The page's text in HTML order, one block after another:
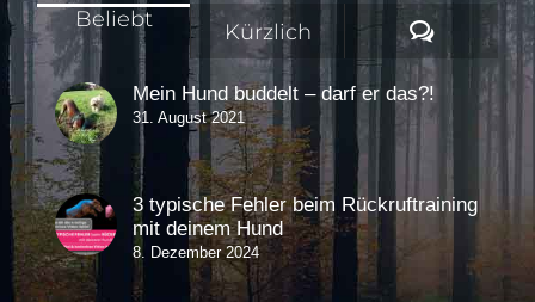
Beliebt Kürzlich
Mein Hund buddelt – darf er das?!
31. August 2021
3 typische Fehler beim Rückruftraining
mit deinem Hund
8. Dezember 2024